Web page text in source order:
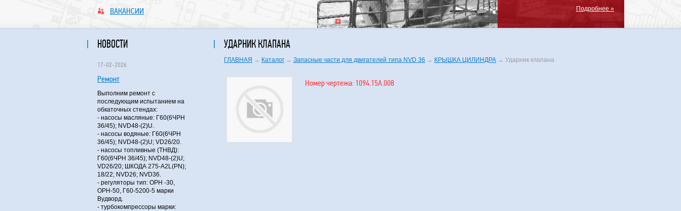
ВАКАНСИИ
Подробнее »
НОВОСТИ
17-02-2026
Ремонт
Выполним ремонт с
последующим испытанием на
обкаточных стендах:
- насосы масляные: Г60(6ЧРН
36/45); NVD48-(2)U.
- насосы водяные: Г60(6ЧРН
36/45); NVD48-(2)U; VD26/20.
- насосы топливные (ТНВД):
Г60(6ЧРН 36/45); NVD48-(2)U;
VD26/20; ШКОДА 275-A2L(PN);
18/22; NVD26; NVD36.
- регуляторы тип: ОРН -30,
ОРН-50, Г60-5200-5 марки
Вудворд.
- турбокомпрессоры марки:
УДАРНИК КЛАПАНА
ГЛАВНАЯ → Каталог → Запасные части для двигателей типа NVD 36 → КРЫШКА ЦИЛИНДРА → Ударник клапана
Номер чертежа: 1094.15А.008